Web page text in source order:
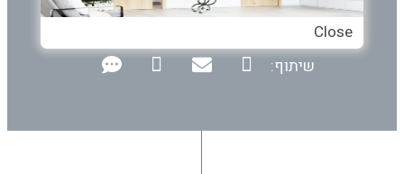
שיתוף:
Close